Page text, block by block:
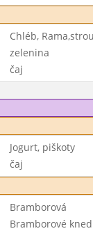
Chléb,
zelenina
čaj
Jogurt, piškoty
čaj
Bramborová
Bramborové